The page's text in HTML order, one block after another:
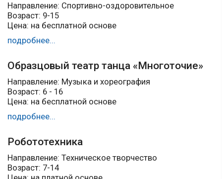
Направление: Спортивно-оздоровительное
Возраст: 9-15
Цена: на бесплатной основе
подробнее...
Образцовый театр танца «Многоточие»
Направление: Музыка и хореография
Возраст: 6 - 16
Цена: на бесплатной основе
подробнее...
Робототехника
Направление: Техническое творчество
Возраст: 7-14